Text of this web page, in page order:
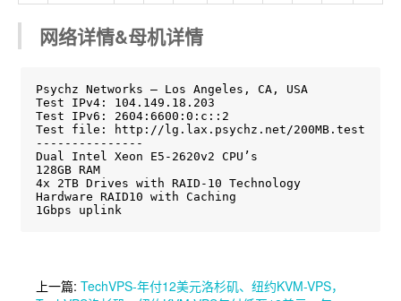
网络详情&母机详情
Psychz Networks – Los Angeles, CA, USA
Test IPv4: 104.149.18.203
Test IPv6: 2604:6600:0:c::2
Test file: http://lg.lax.psychz.net/200MB.test
---------------
Dual Intel Xeon E5-2620v2 CPU’s
128GB RAM
4x 2TB Drives with RAID-10 Technology
Hardware RAID10 with Caching
1Gbps uplink
上一篇: TechVPS-年付12美元洛杉矶、纽约KVM-VPS，